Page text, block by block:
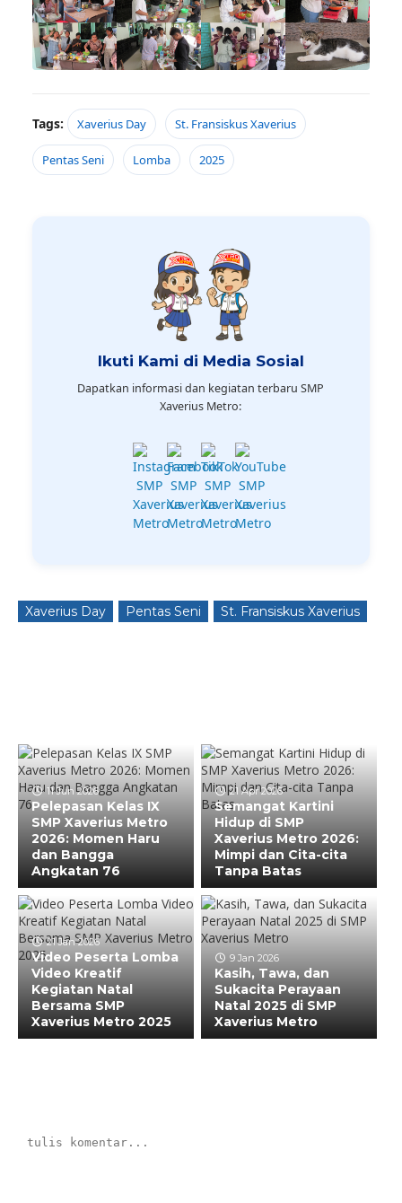
Tags: Xaverius Day St. Fransiskus Xaverius
Pentas Seni Lomba 2025
Ikuti Kami di Media Sosial
Dapatkan informasi dan kegiatan terbaru SMP
Xaverius Metro:
Xaverius Day Pentas Seni St. Fransiskus Xaverius
11 Jun 2026
Pelepasan Kelas IX
SMP Xaverius Metro
2026: Momen Haru
dan Bangga
Angkatan 76
21 Apr 2026
Semangat Kartini
Hidup di SMP
Xaverius Metro 2026:
Mimpi dan Cita-cita
Tanpa Batas
21 Jan 2026
Video Peserta Lomba
Video Kreatif
Kegiatan Natal
Bersama SMP
Xaverius Metro 2025
9 Jan 2026
Kasih, Tawa, dan
Sukacita Perayaan
Natal 2025 di SMP
Xaverius Metro